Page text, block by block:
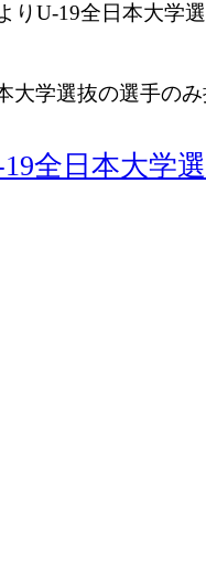
りU-19全日本大学
大学選抜の選手の
全日本大学